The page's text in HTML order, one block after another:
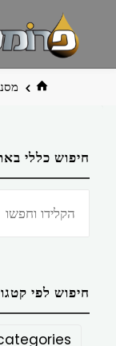
בית
חיפוש כללי
חיפוש לפי